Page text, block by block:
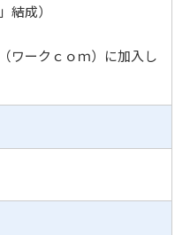
結成）
ワークｃｏｍ）に加入し